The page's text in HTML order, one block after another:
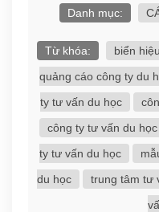
Danh mục:
Từ khóa: biển
quảng cáo công ty du
ty tư vấn du học
công ty tư vấn du học
ty tư vấn du học
du học
trung tâm tư